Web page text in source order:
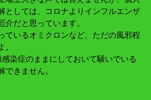
としては、コロナよりインフルエンザ
介だと思っています。
ているオミクロンなど、ただの風邪程
染症のままにしておいて騒いでいる
できません。